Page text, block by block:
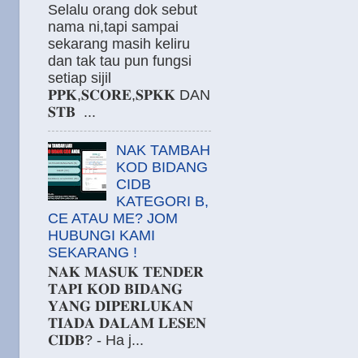
Selalu orang dok sebut
nama ni,tapi sampai
sekarang masih keliru
dan tak tau pun fungsi
setiap sijil
𝐏𝐏𝐊,𝐒𝐂𝐎𝐑𝐄,𝐒𝐏𝐊𝐊 DAN
𝐒𝐓𝐁 ...
NAK TAMBAH
KOD BIDANG
CIDB
KATEGORI B,
CE ATAU ME? JOM
HUBUNGI KAMI
SEKARANG !
𝐍𝐀𝐊 𝐌𝐀𝐒𝐔𝐊 𝐓𝐄𝐍𝐃𝐄𝐑
𝐓𝐀𝐏𝐈 𝐊𝐎𝐃 𝐁𝐈𝐃𝐀𝐍𝐆
𝐘𝐀𝐍𝐆 𝐃𝐈𝐏𝐄𝐑𝐋𝐔𝐊𝐀𝐍
𝐓𝐈𝐀𝐃𝐀 𝐃𝐀𝐋𝐀𝐌 𝐋𝐄𝐒𝐄𝐍
𝐂𝐈𝐃𝐁? - Ha j...